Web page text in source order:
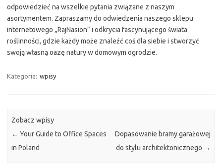
odpowiedzieć na wszelkie pytania związane z naszym
asortymentem. Zapraszamy do odwiedzenia naszego sklepu
internetowego „RajNasion” i odkrycia fascynującego świata
roślinności, gdzie każdy może znaleźć coś dla siebie i stworzyć
swoją własną oazę natury w domowym ogrodzie.
Kategoria: wpisy
Zobacz wpisy
← Your Guide to Office Spaces
in Poland
Dopasowanie bramy garażowej
do stylu architektonicznego →